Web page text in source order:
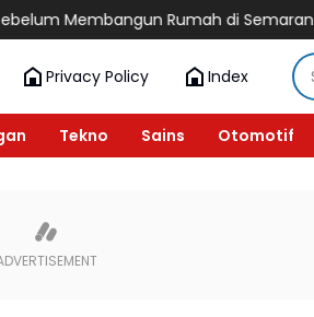
Membangun Rumah di Semarang 6
Privacy Policy Index
Tekno Sains Otomotif